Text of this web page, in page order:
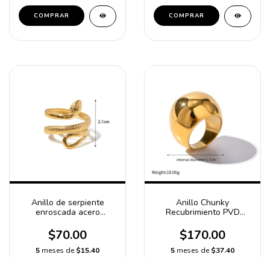
COMPRAR COMPRAR
Anillo de serpiente
enroscada acero
$70.00
5 meses de$15.40
Anillo Chunky
Recubrimiento PVD
Vintage Estilo francés
Resistente Al Agua Y Al
Deslustre Anillos/No- 8
$170.00
5 meses de$37.40